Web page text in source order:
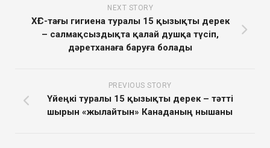
NEXT STORY
ХҒС-тағы гигиена туралы 15 қызықты дерек
– салмақсыздықта қалай душқа түсіп,
дәретханаға баруға болады
PREVIOUS STORY
Үйеңкі туралы 15 қызықты дерек – тәтті
шырын «жылайтын» Канаданың нышаны